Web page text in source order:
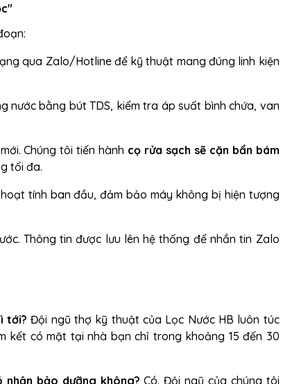
qua Zalo/Hotline để kỹ thuật mang đúng linh kiện
nước bằng bút TDS, kiểm tra áp suất bình chứa, van
Chúng tôi tiến hành cọ rửa sạch sẽ cặn bẩn bám
tối đa.
tính ban đầu, đảm bảo máy không bị hiện tượng
Thông tin được lưu lên hệ thống để nhắn tin Zalo
tới? Đội ngũ thợ kỹ thuật của Lọc Nước HB luôn túc
kết có mặt tại nhà bạn chỉ trong khoảng 15 đến 30
nhận bảo dưỡng không? Có. Đội ngũ của chúng tôi